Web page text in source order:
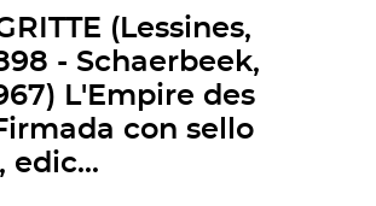
(Lessines,
- Schaerbeek,
L'Empire des
con sello
edic...